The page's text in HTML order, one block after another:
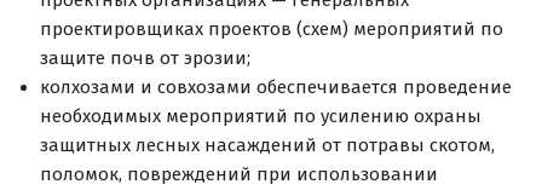
проектировщиках проектов (схем) мероприятий по
защите почв от эрозии;
колхозами и совхозами обеспечивается проведение
необходимых мероприятий по усилению охраны
защитных лесных насаждений от потравы скотом,
поломок, повреждений при использовании